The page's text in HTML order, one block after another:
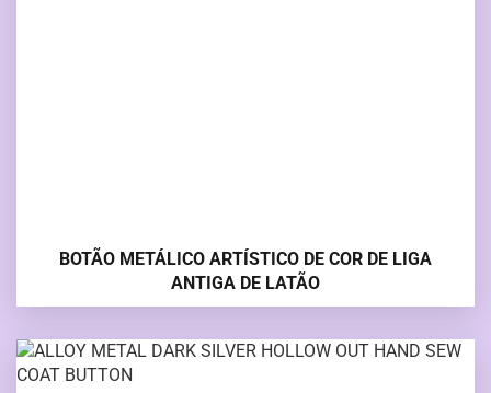
BOTÃO METÁLICO ARTÍSTICO DE COR DE LIGA
ANTIGA DE LATÃO